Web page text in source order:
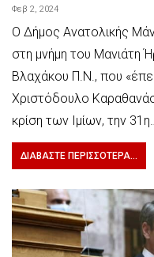
Φεβ 2, 2024
Ο Δήμος Ανατολικής
στη μνήμη του Μανιάτη
Βλαχάκου Π.Ν., που
Χριστόδουλο
κρίση των Ιμίων, την 31η…
ΔΙΑΒΆΣΤΕ ΠΕΡΙΣΣΌΤΕΡΑ...